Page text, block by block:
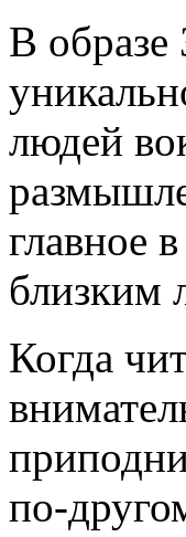
В
людей
главное
близким
Когда
по-